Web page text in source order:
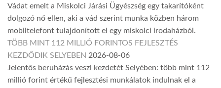
Vádat emelt a Miskolci Járási Ügyészség egy takarítóként
dolgozó nő ellen, aki a vád szerint munka közben három
mobiltelefont tulajdonított el egy miskolci irodaházból.
TÖBB MINT 112 MILLIÓ FORINTOS FEJLESZTÉS
KEZDŐDIK SELYEBEN 2026-08-06
Jelentős beruházás veszi kezdetét Selyében: több mint 112
millió forint értékű fejlesztési munkálatok indulnak el a